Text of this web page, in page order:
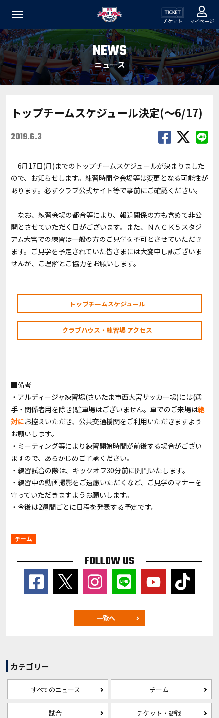
チケット マイページ
NEWS
ニュース
トップチームスケジュール決定(～6/17)
2019.6.3
6月17日(月)までのトップチームスケジュールが決まりました
ので、お知らせします。練習時間や会場等は変更となる可能性が
あります。必ずクラブ公式サイト等で事前にご確認ください。
なお、練習会場の都合等により、報道関係の方も含めて非公
開とさせていただく日がございます。また、ＮＡＣＫ５スタジ
アム大宮での練習は一般の方のご見学を不可とさせていただき
ます。ご見学を予定されていた皆さまには大変申し訳ございま
せんが、ご理解とご協力をお願いします。
トップチームスケジュール
クラブハウス・練習場 アクセス
■備考
・アルディージャ練習場(さいたま市西大宮サッカー場)には(選
手・関係者用を除き)駐車場はございません。車でのご来場は絶
対にお控えいただき、公共交通機関をご利用いただきますよう
お願いします。
・ミーティング等により練習開始時間が前後する場合がござい
ますので、あらかじめご了承ください。
・練習試合の際は、キックオフ30分前に開門いたします。
・練習中の動画撮影をご遠慮いただくなど、ご見学のマナーを
守っていただきますようお願いします。
・今後は2週間ごとに日程を発表する予定です。
チーム
FOLLOW US
一覧へ
カテゴリー
すべてのニュース チーム
試合 チケット・観戦